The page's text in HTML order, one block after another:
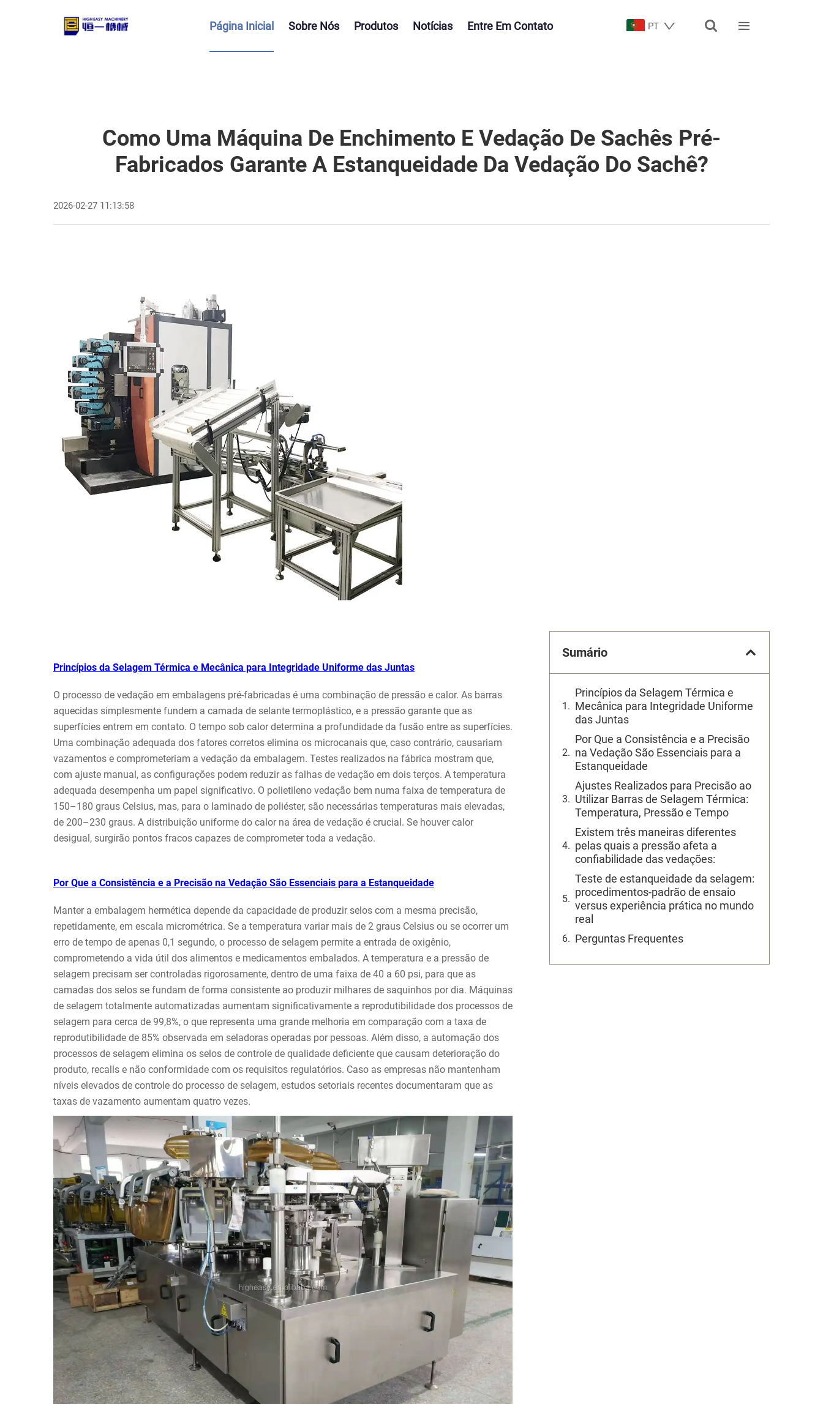
Página Inicial Sobre Nós Produtos Notícias Entre Em Contato PT  
Como Uma Máquina De Enchimento E Vedação De Sachês Pré-
Fabricados Garante A Estanqueidade Da Vedação Do Sachê?
2026-02-27 11:13:58
Princípios da Selagem Térmica e Mecânica para Integridade Uniforme das Juntas
O processo de vedação em embalagens pré-fabricadas é uma combinação de pressão e calor. As barras
aquecidas simplesmente fundem a camada de selante termoplástico, e a pressão garante que as
superfícies entrem em contato. O tempo sob calor determina a profundidade da fusão entre as superfícies.
Uma combinação adequada dos fatores corretos elimina os microcanais que, caso contrário, causariam
vazamentos e comprometeriam a vedação da embalagem. Testes realizados na fábrica mostram que,
com ajuste manual, as configurações podem reduzir as falhas de vedação em dois terços. A temperatura
adequada desempenha um papel significativo. O polietileno vedação bem numa faixa de temperatura de
150–180 graus Celsius, mas, para o laminado de poliéster, são necessárias temperaturas mais elevadas,
de 200–230 graus. A distribuição uniforme do calor na área de vedação é crucial. Se houver calor
desigual, surgirão pontos fracos capazes de comprometer toda a vedação.
Por Que a Consistência e a Precisão na Vedação São Essenciais para a Estanqueidade
Manter a embalagem hermética depende da capacidade de produzir selos com a mesma precisão,
repetidamente, em escala micrométrica. Se a temperatura variar mais de 2 graus Celsius ou se ocorrer um
erro de tempo de apenas 0,1 segundo, o processo de selagem permite a entrada de oxigênio,
comprometendo a vida útil dos alimentos e medicamentos embalados. A temperatura e a pressão de
selagem precisam ser controladas rigorosamente, dentro de uma faixa de 40 a 60 psi, para que as
camadas dos selos se fundam de forma consistente ao produzir milhares de saquinhos por dia. Máquinas
de selagem totalmente automatizadas aumentam significativamente a reprodutibilidade dos processos de
selagem para cerca de 99,8%, o que representa uma grande melhoria em comparação com a taxa de
reprodutibilidade de 85% observada em seladoras operadas por pessoas. Além disso, a automação dos
processos de selagem elimina os selos de controle de qualidade deficiente que causam deterioração do
produto, recalls e não conformidade com os requisitos regulatórios. Caso as empresas não mantenham
níveis elevados de controle do processo de selagem, estudos setoriais recentes documentaram que as
taxas de vazamento aumentam quatro vezes.
Sumário
Princípios da Selagem Térmica e
Mecânica para Integridade Uniforme
das Juntas
Por Que a Consistência e a Precisão
na Vedação São Essenciais para a
Estanqueidade
Ajustes Realizados para Precisão ao
Utilizar Barras de Selagem Térmica:
Temperatura, Pressão e Tempo
Existem três maneiras diferentes
pelas quais a pressão afeta a
confiabilidade das vedações:
Teste de estanqueidade da selagem:
procedimentos-padrão de ensaio
versus experiência prática no mundo
real
Perguntas Frequentes